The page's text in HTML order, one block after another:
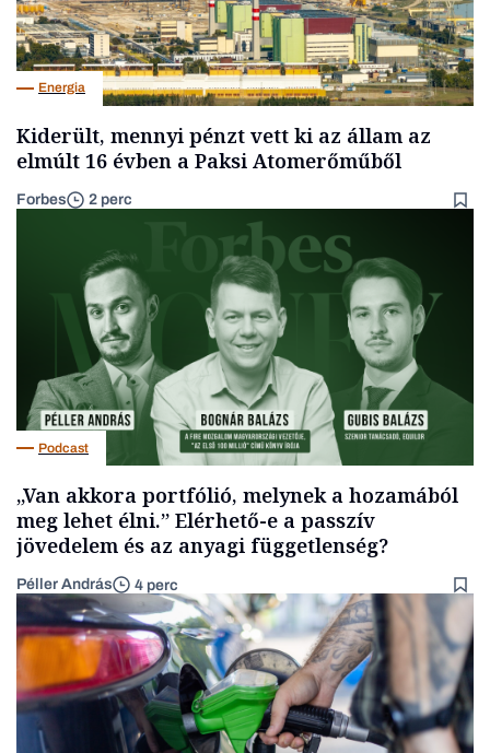
Energia
Kiderült, mennyi pénzt vett ki az állam az
elmúlt 16 évben a Paksi Atomerőműből
Forbes 2 perc
Podcast
„Van akkora portfólió, melynek a hozamából
meg lehet élni.” Elérhető-e a passzív
jövedelem és az anyagi függetlenség?
Péller András 4 perc